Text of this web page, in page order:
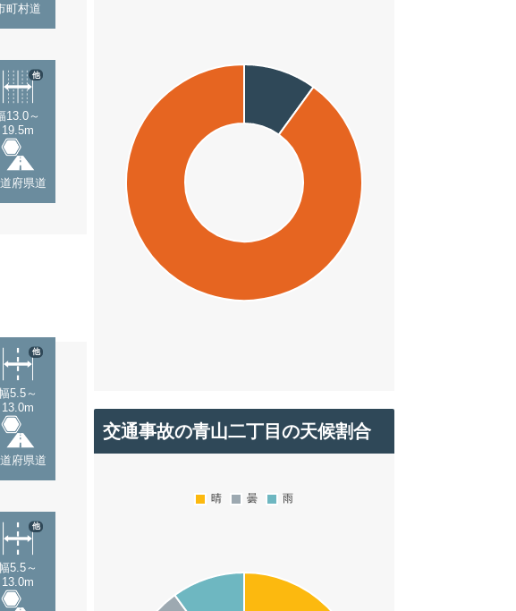
町村道
13.0～
19.5m
他
府県道
5.5～
13.0m
他
府県道
5.5～
13.0m
他
交通事故の青山二丁目の天候割合